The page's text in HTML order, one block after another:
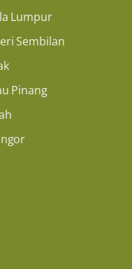
Lumpur
Sembilan
Pinang